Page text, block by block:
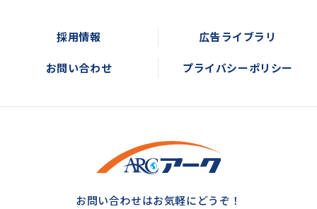
採用情報 広告ライブラリ
お問い合わせ プライバシーポリシー
お問い合わせはお気軽にどうぞ！